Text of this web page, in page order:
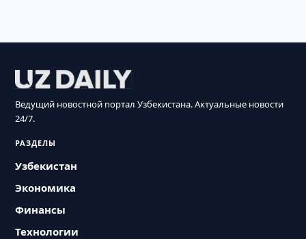
Ведущий новостной портал Узбекистана. Актуальные новости
24/7.
РАЗДЕЛЫ
Узбекистан
Экономика
Финансы
Технологии